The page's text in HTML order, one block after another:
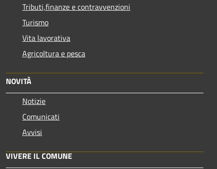
Tributi,finanze e contravvenzioni
Turismo
Vita lavorativa
Agricoltura e pesca
NOVITÀ
Notizie
Comunicati
Avvisi
VIVERE IL COMUNE